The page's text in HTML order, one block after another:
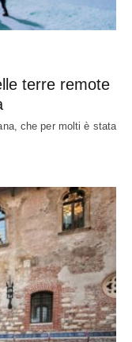
terre remote
che per molti è stata